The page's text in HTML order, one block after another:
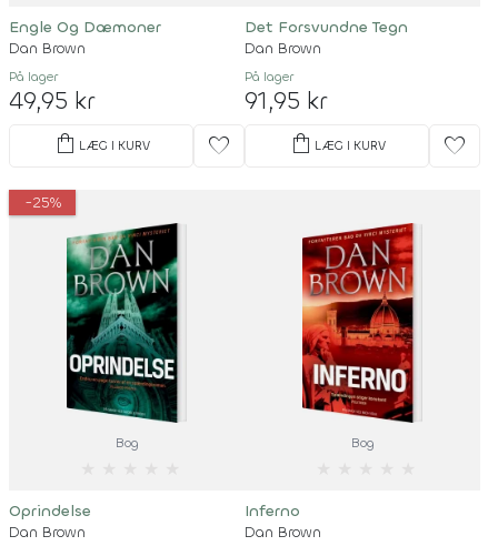
Engle Og Dæmoner
Dan Brown
På lager
49,95 kr
shopping_bag LÆG I KURV favorite
Det Forsvundne Tegn
Dan Brown
På lager
91,95 kr
shopping_bag LÆG I KURV favorite
-25%
Bog
Oprindelse
Dan Brown
Bog
Inferno
Dan Brown